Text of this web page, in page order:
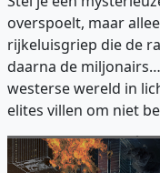
overspoelt, maar
rijkeluisgriep die de
daarna de
westerse wereld in
elites villen om niet